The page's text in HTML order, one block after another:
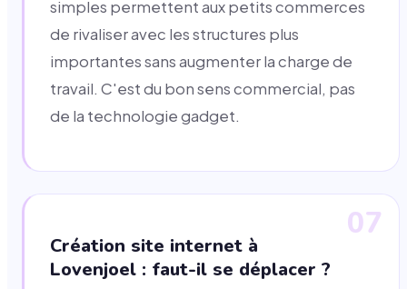
simples permettent aux petits commerces
de rivaliser avec les structures plus
importantes sans augmenter la charge de
travail. C'est du bon sens commercial, pas
de la technologie gadget.
07
Création site internet à
Lovenjoel : faut-il se déplacer ?